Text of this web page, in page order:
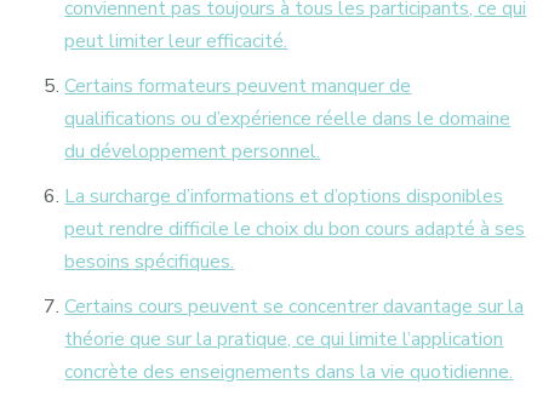
conviennent pas toujours à tous les participants, ce qui
peut limiter leur efficacité.
Certains formateurs peuvent manquer de
qualifications ou d’expérience réelle dans le domaine
du développement personnel.
La surcharge d’informations et d’options disponibles
peut rendre difficile le choix du bon cours adapté à ses
besoins spécifiques.
Certains cours peuvent se concentrer davantage sur la
théorie que sur la pratique, ce qui limite l’application
concrète des enseignements dans la vie quotidienne.